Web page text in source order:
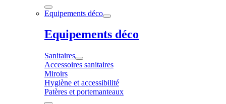
Equipements déco
Equipements déco
Sanitaires
Accessoires sanitaires
Miroirs
Hygiène et accessibilité
Patères et portemanteaux